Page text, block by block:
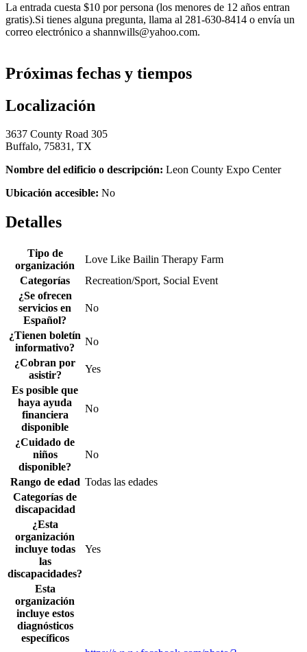
La entrada cuesta $10 por persona (los menores de 12 años entran
gratis).Si tienes alguna pregunta, llama al 281-630-8414 o envía un
correo electrónico a shannwills@yahoo.com.
Próximas fechas y tiempos
Localización
3637 County Road 305
Buffalo, 75831, TX
Nombre del edificio o descripción: Leon County Expo Center
Ubicación accesible: No
Detalles
Tipo de
organización
Love Like Bailin Therapy Farm
Categorías
Recreation/Sport, Social Event
¿Se ofrecen
servicios en
Español?
No
¿Tienen boletín
informativo?
No
¿Cobran por
asistir?
Yes
Es posible que
haya ayuda
financiera
disponible
No
¿Cuidado de
niños
disponible?
No
Rango de edad Todas las edades
Categorías de
discapacidad
¿Esta
organización
incluye todas
las
discapacidades?
Yes
Esta
organización
incluye estos
diagnósticos
específicos